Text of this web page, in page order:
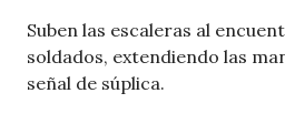
Suben las escaleras al
soldados, extendiendo las
señal de súplica.